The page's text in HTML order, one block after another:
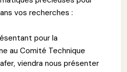
vos recherches :
pour la
au Comité Technique
viendra nous présenter